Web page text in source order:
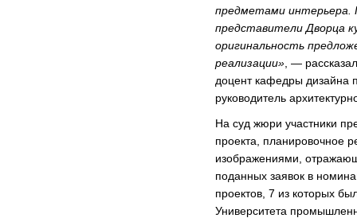
предметами интерьера.
представители Дворца
оригинальность
реализации» , —
доцент кафедры дизайна
руководитель
На суд жюри участники
проекта, планировочное
изображениями,
поданных заявок в
проектов, 7 из которых
Университета